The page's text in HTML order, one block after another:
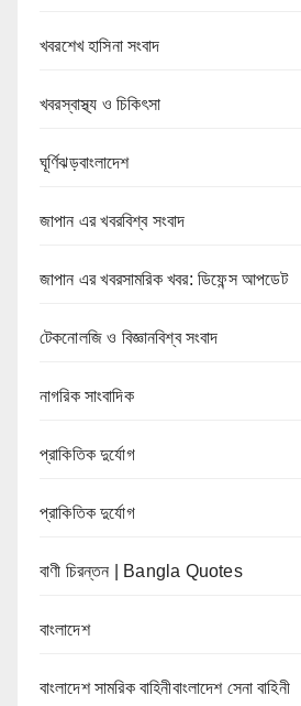
খবরশেখ হাসিনা সংবাদ
খবরস্বাস্থ্য ও চিকিৎসা
ঘূর্ণিঝড়বাংলাদেশ
জাপান এর খবরবিশ্ব সংবাদ
জাপান এর খবরসামরিক খবর: ডিফেন্স আপডেট
টেকনোলজি ও বিজ্ঞানবিশ্ব সংবাদ
নাগরিক সাংবাদিক
প্রাকিতিক দুর্যোগ
প্রাকিতিক দুর্যোগ
বাণী চিরন্তন | Bangla Quotes
বাংলাদেশ
বাংলাদেশ সামরিক বাহিনীবাংলাদেশ সেনা বাহিনী